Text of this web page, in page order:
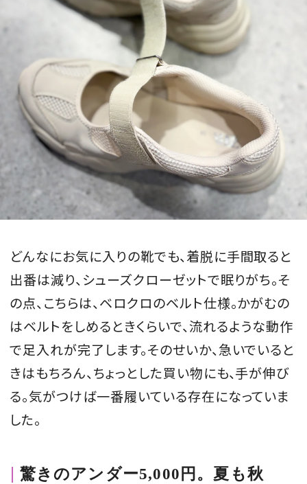
どんなにお気に入りの靴でも、着脱に手間取ると
出番は減り、シューズクローゼットで眠りがち。そ
の点、こちらは、ベロクロのベルト仕様。かがむの
はベルトをしめるときくらいで、流れるような動作
で足入れが完了します。そのせいか、急いでいると
きはもちろん、ちょっとした買い物にも、手が伸び
る。気がつけば一番履いている存在になっていま
した。
驚きのアンダー5,000円。夏も秋